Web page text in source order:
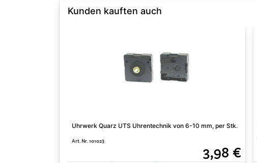
Kunden kauften auch
Uhrwerk Quarz UTS Uhrentechnik von 6-10 mm, per Stk.
Art. Nr. 101023
3,98 €